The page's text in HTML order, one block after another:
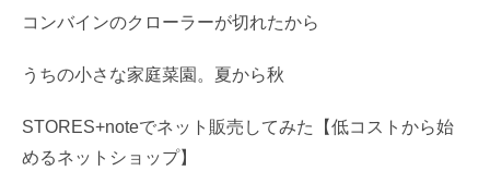
コンバインのクローラーが切れたから
うちの小さな家庭菜園。夏から秋
STORES+noteでネット販売してみた【低コストから始
めるネットショップ】